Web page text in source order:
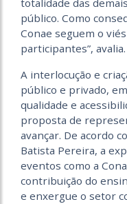
totalidade das
público. Como
Conae seguem o
participantes”, avalia.
A interlocução e
público e privado,
qualidade e
proposta de
avançar. De acordo
Batista Pereira, a
eventos como a
contribuição do
e enxergue o setor